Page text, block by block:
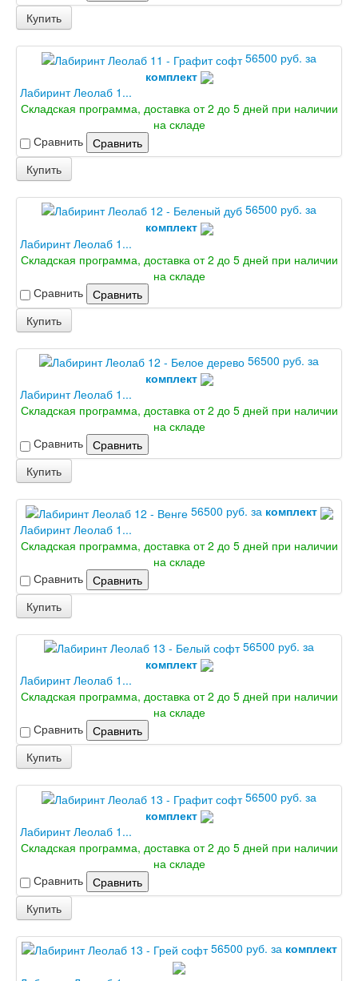
Купить
56500 руб. за
комплект
Лабиринт Леолаб 1...
Складская программа, доставка от 2 до 5 дней при наличии
на складе
Сравнить Сравнить
Купить
56500 руб. за
комплект
Лабиринт Леолаб 1...
Складская программа, доставка от 2 до 5 дней при наличии
на складе
Сравнить Сравнить
Купить
56500 руб. за
комплект
Лабиринт Леолаб 1...
Складская программа, доставка от 2 до 5 дней при наличии
на складе
Сравнить Сравнить
Купить
56500 руб. за комплект
Лабиринт Леолаб 1...
Складская программа, доставка от 2 до 5 дней при наличии
на складе
Сравнить Сравнить
Купить
56500 руб. за
комплект
Лабиринт Леолаб 1...
Складская программа, доставка от 2 до 5 дней при наличии
на складе
Сравнить Сравнить
Купить
56500 руб. за
комплект
Лабиринт Леолаб 1...
Складская программа, доставка от 2 до 5 дней при наличии
на складе
Сравнить Сравнить
Купить
56500 руб. за комплект